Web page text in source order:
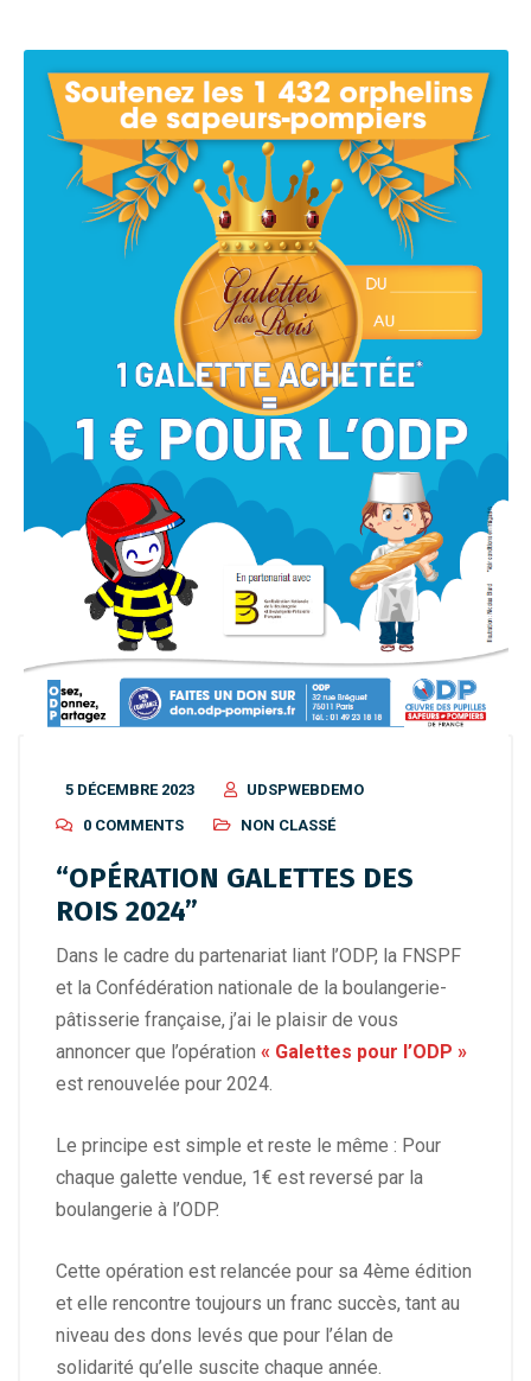
5 DÉCEMBRE 2023
UDSPWEBDEMO
0 COMMENTS
NON CLASSÉ
“OPÉRATION GALETTES DES
ROIS 2024”
Dans le cadre du partenariat liant l’ODP, la FNSPF
et la Confédération nationale de la boulangerie-
pâtisserie française, j’ai le plaisir de vous
annoncer que l’opération « Galettes pour l’ODP »
est renouvelée pour 2024.
Le principe est simple et reste le même : Pour
chaque galette vendue, 1€ est reversé par la
boulangerie à l’ODP.
Cette opération est relancée pour sa 4ème édition
et elle rencontre toujours un franc succès, tant au
niveau des dons levés que pour l’élan de
solidarité qu’elle suscite chaque année.